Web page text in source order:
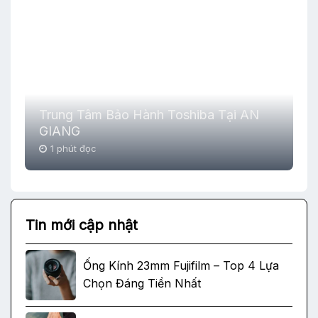
Trung Tâm Bảo Hành Toshiba Tại AN
GIANG
1 phút đọc
Tin mới cập nhật
Ống Kính 23mm Fujifilm – Top 4 Lựa
Chọn Đáng Tiền Nhất